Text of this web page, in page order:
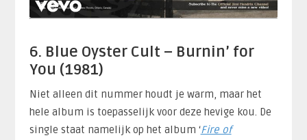
6. Blue Oyster Cult – Burnin’ for
You (1981)
Niet alleen dit nummer houdt je warm, maar het
hele album is toepasselijk voor deze hevige kou. De
single staat namelijk op het album ‘Fire of